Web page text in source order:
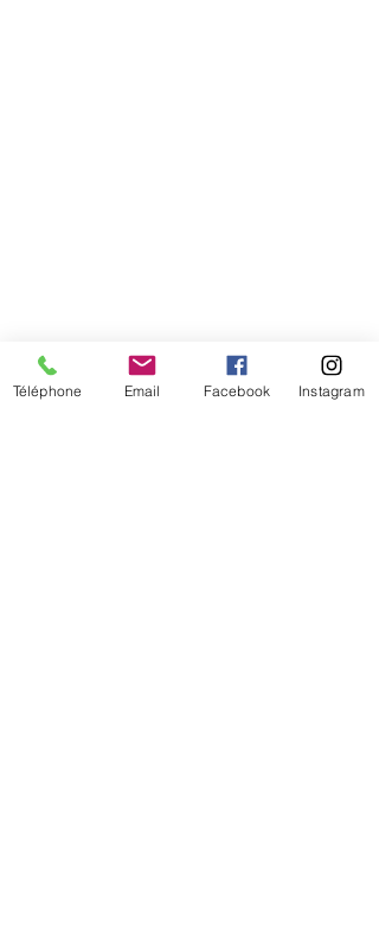
Téléphone Email Facebook Instagram